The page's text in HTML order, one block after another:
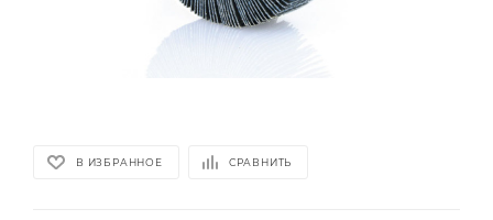
В ИЗБРАННОЕ СРАВНИТЬ